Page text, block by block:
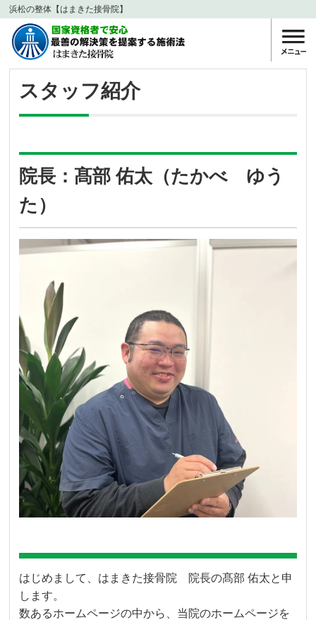
浜松の整体【はまきた接骨院】
スタッフ紹介
院長：髙部 佑太（たかべ ゆう
た）
はじめまして、はまきた接骨院 院長の髙部 佑太と申
します。
数あるホームページの中から、 当院のホームページを